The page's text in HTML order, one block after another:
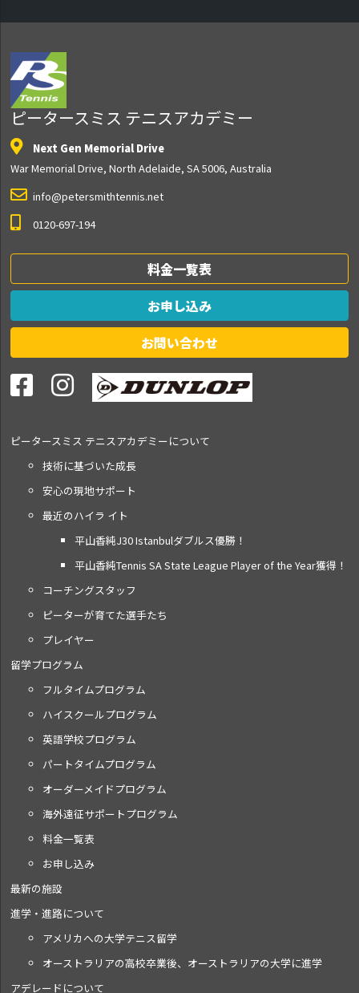
ピータースミス テニスアカデミー
Next Gen Memorial Drive
War Memorial Drive, North Adelaide, SA 5006, Australia
info@petersmithtennis.net
0120-697-194
料金一覧表
お申し込み
お問い合わせ
ピータースミス テニスアカデミーについて
技術に基づいた成長
安心の現地サポート
最近のハイラ イト
平山香純J30 Istanbulダブルス優勝！
平山香純Tennis SA State League Player of the Year獲得！
コーチングスタッフ
ピーターが育てた選手たち
プレイヤー
留学プログラム
フルタイムプログラム
ハイスクールプログラム
英語学校プログラム
パートタイムプログラム
オーダーメイドプログラム
海外遠征サポートプログラム
料金一覧表
お申し込み
最新の施設
進学・進路について
アメリカへの大学テニス留学
オーストラリアの高校卒業後、オーストラリアの大学に進学
アデレードについて